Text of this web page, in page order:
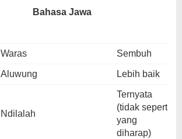
Bahasa Jawa
Waras Sembuh
Aluwung Lebih baik
Ndilalah
Ternyata
(tidak seperti
yang
diharap)